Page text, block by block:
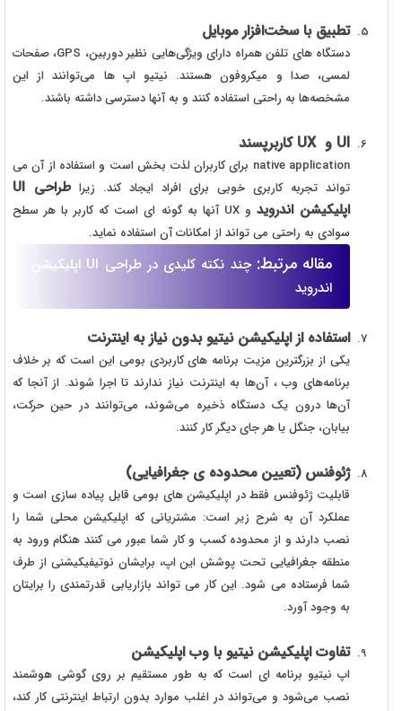
تطبیق با سخت‌افزار موبایل
دستگاه های تلفن همراه دارای ویژگی‌هایی نظیر دوربین، GPS، صفحات
لمسی، صدا و میکروفون هستند. نیتیو اپ ها می‌توانند از این
مشخصه‌ها به راحتی استفاده کنند و به آنها دسترسی داشته باشند.
UI و UX کاربرپسند
native application برای کاربران لذت بخش است و استفاده از آن می
تواند تجربه کاربری خوبی برای افراد ایجاد کند. زیرا
طراحی UI
اپلیکیشن اندروید
و UX آنها به گونه ای است که کاربر با هر سطح
سوادی به راحتی می تواند از امکانات آن استفاده نماید.
مقاله مرتبط:
چند نکته کلیدی در طراحی UI اپلیکیشن
اندروید
استفاده از اپلیکیشن نیتیو بدون نیاز به اینترنت
یکی از بزرگترین مزیت برنامه های کاربردی بومی این است که بر خلاف
برنامه‌های وب ، آن‌ها به اینترنت نیاز ندارند تا اجرا شوند. از آنجا که
آن‌ها درون یک دستگاه ذخیره می‌شوند، می‌توانند در حین حرکت،
بیابان، جنگل یا هر جای دیگر کار کنند.
ژئوفنس (تعیین محدوده ی جغرافیایی)
قابلیت ژئوفنس فقط در اپلیکیشن های بومی قابل پیاده سازی است و
عملکرد آن به شرح زیر است: مشتریانی که اپلیکیشن محلی شما را
نصب دارند و از محدوده کسب و کار شما عبور می کنند هنگام ورود به
منطقه جغرافیایی تحت پوشش این اپ، برایشان نوتیفیکیشنی از طرف
شما فرستاده می شود. این کار می تواند بازاریابی قدرتمندی را برایتان
به وجود آورد.
تفاوت اپلیکیشن نیتیو با وب اپلیکیشن
اپ نیتیو برنامه ای است که به طور مستقیم بر روی گوشی هوشمند
نصب می‌شود و می‌تواند در اغلب موارد بدون ارتباط اینترنتی کار کند،